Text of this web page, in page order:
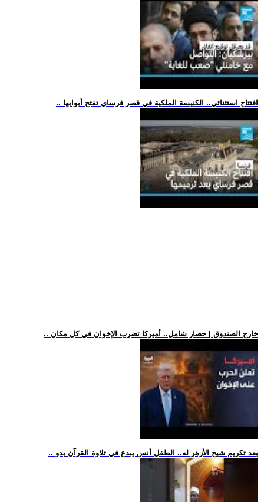
.. افتتاح استثنائي.. الكنيسة الملكية في قصر فرساي تفتح أبوابها
.. خارج الصندوق | حصار شامل.. أميركا تضرب الإخوان في كل مكان
.. بعد تكريم شيخ الأزهر له.. الطفل أنس يبدع في تلاوة القرآن بدو